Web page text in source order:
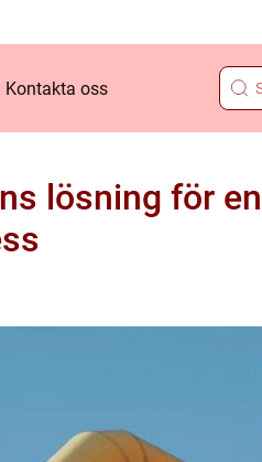
Kontakta oss
lösning för